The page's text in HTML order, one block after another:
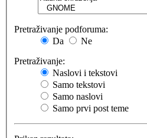
Pretraživanje podforuma:
Da
Ne
Pretraživanje:
Naslovi i tekstovi
Samo tekstovi
Samo naslovi
Samo prvi post teme